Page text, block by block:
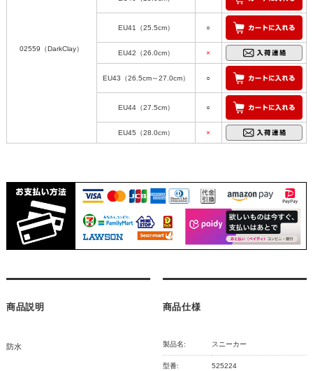
02559（DarkClay）
EU41（25.5cm） ○
EU42（26.0cm） ×
EU43（26.5cm～27.0cm） ○
EU44（27.5cm） ○
EU45（28.0cm） ×
商品説明
防水
商品仕様
製品名: スニーカー
型番: 525224